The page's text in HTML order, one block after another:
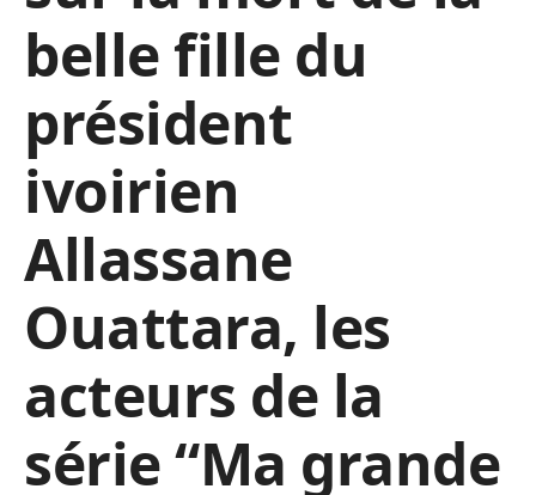
belle fille du
président
ivoirien
Allassane
Ouattara, les
acteurs de la
série “Ma grande